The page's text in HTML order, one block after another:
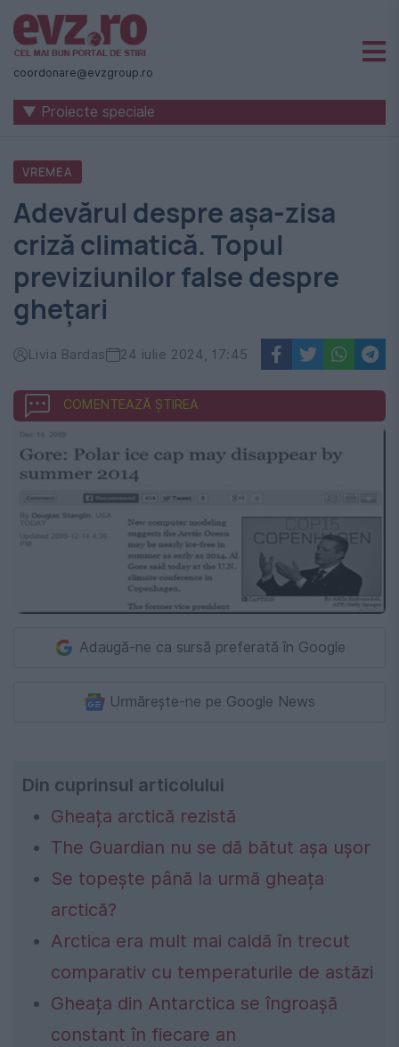
Știri
naționale
internaționale
România
-
Evenimentul
Zilei
coordonare@evzgroup.ro
▼ Proiecte speciale
VREMEA
Adevărul despre așa-zisa
criză climatică. Topul
previziunilor false despre
ghețari
Livia Bardas 24 iulie 2024, 17:45
COMENTEAZĂ ȘTIREA
Adaugă-ne ca sursă preferată în Google
Urmărește-ne pe Google News
Din cuprinsul articolului
Gheața arctică rezistă
The Guardian nu se dă bătut așa ușor
Se topește până la urmă gheața
arctică?
Arctica era mult mai caldă în trecut
comparativ cu temperaturile de astăzi
Gheața din Antarctica se îngroașă
constant în fiecare an